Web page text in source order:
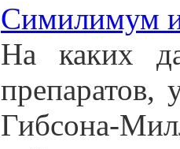
Симилимум и
На каких
препаратов,
Гибсона-